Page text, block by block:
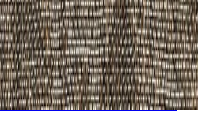
プ
ション - ムンディ
スティー2 アイボ